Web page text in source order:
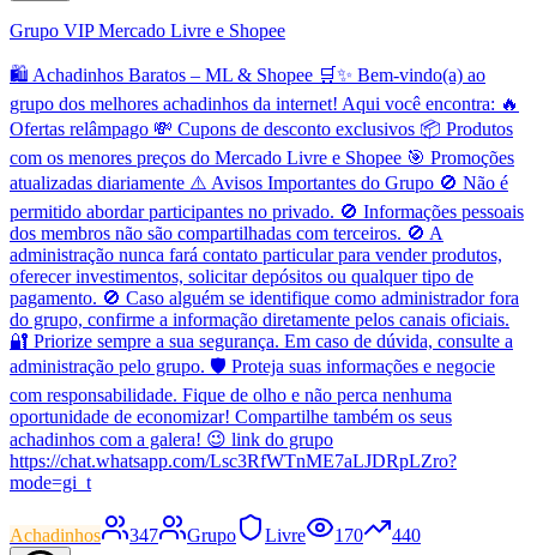
Grupo VIP Mercado Livre e Shopee
🛍️ Achadinhos Baratos – ML & Shopee 🛒✨ Bem-vindo(a) ao
grupo dos melhores achadinhos da internet! Aqui você encontra: 🔥
Ofertas relâmpago 💸 Cupons de desconto exclusivos 📦 Produtos
com os menores preços do Mercado Livre e Shopee 🎯 Promoções
atualizadas diariamente ⚠️ Avisos Importantes do Grupo 🚫 Não é
permitido abordar participantes no privado. 🚫 Informações pessoais
dos membros não são compartilhadas com terceiros. 🚫 A
administração nunca fará contato particular para vender produtos,
oferecer investimentos, solicitar depósitos ou qualquer tipo de
pagamento. 🚫 Caso alguém se identifique como administrador fora
do grupo, confirme a informação diretamente pelos canais oficiais.
🔐 Priorize sempre a sua segurança. Em caso de dúvida, consulte a
administração pelo grupo. 🛡️ Proteja suas informações e negocie
com responsabilidade. Fique de olho e não perca nenhuma
oportunidade de economizar! Compartilhe também os seus
achadinhos com a galera! 😉 link do grupo
https://chat.whatsapp.com/Lsc3RfWTnME7aLJDRpLZro?
mode=gi_t
Achadinhos 347 Grupo Livre 170 440